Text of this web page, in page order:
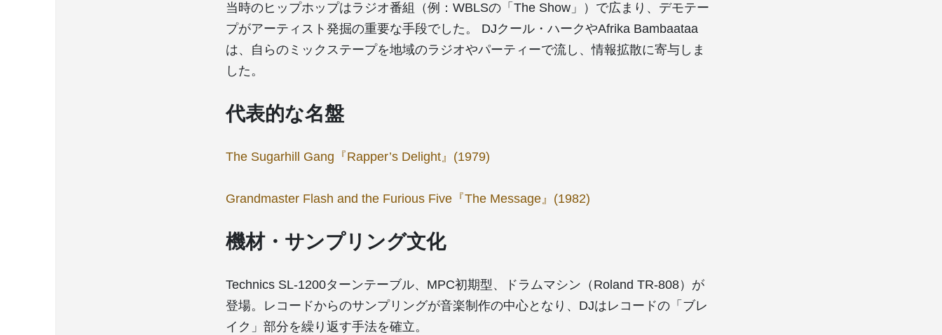
当時のヒップホップはラジオ番組（例：WBLSの「The Show」）で広まり、デモテー
プがアーティスト発掘の重要な手段でした。 DJクール・ハークやAfrika Bambaataa
は、自らのミックステープを地域のラジオやパーティーで流し、情報拡散に寄与しま
した。
代表的な名盤
The Sugarhill Gang『Rapper’s Delight』(1979)
Grandmaster Flash and the Furious Five『The Message』(1982)
機材・サンプリング文化
Technics SL-1200ターンテーブル、MPC初期型、ドラムマシン（Roland TR-808）が
登場。レコードからのサンプリングが音楽制作の中心となり、DJはレコードの「ブレ
イク」部分を繰り返す手法を確立。